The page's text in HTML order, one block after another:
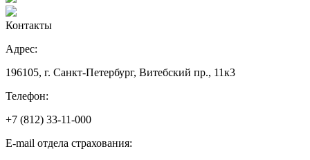
Контакты
Адрес:
196105, г. Санкт-Петербург, Витебский пр., 11к3
Телефон:
+7 (812) 33-11-000
E-mail отдела страхования: